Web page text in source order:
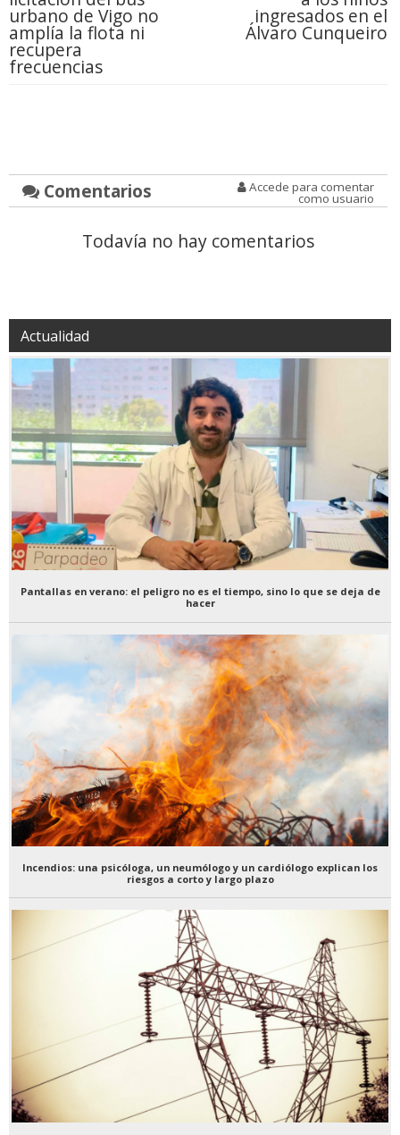
urbano de Vigo no
amplía la flota ni
recupera
frecuencias
ingresados en el
Álvaro Cunqueiro
Comentarios Accede para comentar
como usuario
Todavía no hay comentarios
Actualidad
Pantallas en verano: el peligro no es el tiempo, sino lo que se deja de
hacer
Incendios: una psicóloga, un neumólogo y un cardiólogo explican los
riesgos a corto y largo plazo